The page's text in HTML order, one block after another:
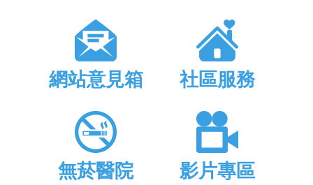
網站意見箱 社區服務
無菸醫院 影片專區